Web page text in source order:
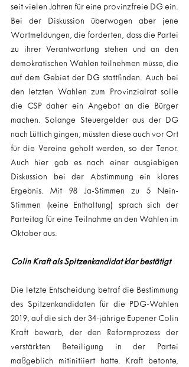
seit vielen Jahren für eine provinzfreie DG ein.
Bei der Diskussion überwogen aber jene
Wortmeldungen, die forderten, dass die Partei
zu ihrer Verantwortung stehen und an den
demokratischen Wahlen teilnehmen müsse, die
auf dem Gebiet der DG stattfinden. Auch bei
den letzten Wahlen zum Provinzialrat solle
die CSP daher ein Angebot an die Bürger
machen. Solange Steuergelder aus der DG
nach Lüttich gingen, müssten diese auch vor Ort
für die Vereine geholt werden, so der Tenor.
Auch hier gab es nach einer ausgiebigen
Diskussion bei der Abstimmung ein klares
Ergebnis. Mit 98 Ja-Stimmen zu 5 Nein-
Stimmen (keine Enthaltung) sprach sich der
Parteitag für eine Teilnahme an den Wahlen im
Oktober aus.
Colin Kraft als Spitzenkandidat klar bestätigt
Die letzte Entscheidung betraf die Bestimmung
des Spitzenkandidaten für die PDG-Wahlen
2019, auf die sich der 34-jährige Eupener Colin
Kraft bewarb, der den Reformprozess der
verstärkten Beteiligung in der Partei
maßgeblich mitinitiiert hatte. Kraft betonte,